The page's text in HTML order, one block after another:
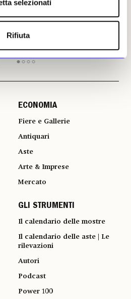
selezionati
Rifiuta
in edicola
in edicola
in edicola
in edicola
ECONOMIA
Fiere e Gallerie
Antiquari
Aste
Arte & Imprese
Mercato
GLI STRUMENTI
Il calendario delle mostre
Il calendario delle aste | Le
rilevazioni
Autori
Podcast
Power 100